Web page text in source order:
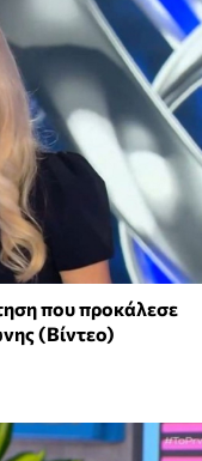
που προκάλεσε
(Βίντεο)